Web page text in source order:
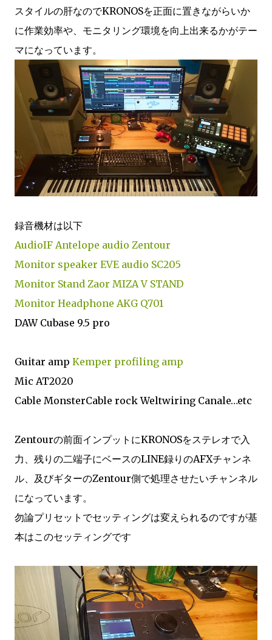
スタイルの肝なのでKRONOSを正面に置きながらいか
に作業効率や、モニタリング環境を向上出来るかがテー
マになっています。
録音機材は以下
AudioIF Antelope audio Zentour
Monitor speaker EVE audio SC205
Monitor Stand Zaor MIZA V STAND
Monitor Headphone AKG Q701
DAW Cubase 9.5 pro
Guitar amp Kemper profiling amp
Mic AT2020
Cable MonsterCable rock Weltwiring Canale…etc
Zentourの前面インプットにKRONOSをステレオで入
力、残りの二端子にベースのLINE録りのAFXチャンネ
ル、及びギターのZentour側で処理させたいチャンネル
になっています。
勿論プリセットでセッティングは変えられるのですが基
本はこのセッティングです